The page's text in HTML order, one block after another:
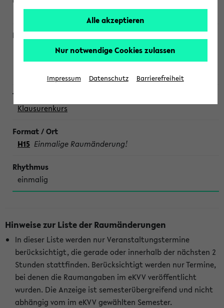
295001
Weiler, Blaszkowski, Möller, Köhne, Koschmieder,
Kinskofer,
Klausurenkurs
H15 Einmalige Raumänderung!
einmalig
Hinweise zur Liste der Raumänderungen
In dieser Liste werden nur Veranstaltungstermine
berücksichtigt, die gerade oder innerhalb der nächsten 2
Stunden stattfinden. Berücksichtigt werden nur Termine,
bei denen die Raumangaben im eKVV veröffentlicht
wurden. Die Anzeige ist semesterübergreifend und nicht
abhängig vom im eKVV gewählten Semester.
Alle akzeptieren
Nur notwendige Cookies zulassen
Impressum Datenschutz Barrierefreiheit